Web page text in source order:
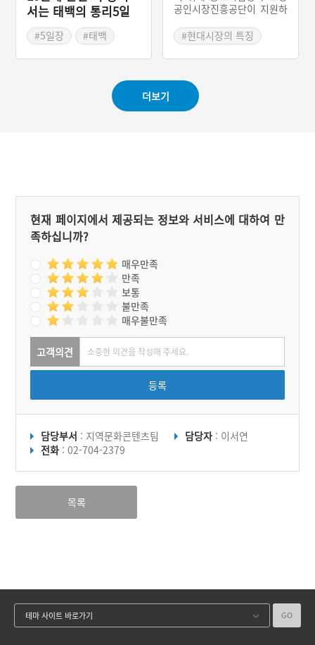
다. 황부자의 황(黃)자와 지
씨 며느리의 지(池)자를 따
서 황지라 불렀다.
서는 태백의 통리5일
장#5일장
#태백
공인시장진흥공단이 지원하
2008년 인천 송현시장, 주
문진 수산시장, 충남 부여시
장, 제주 동문시장의 지원을
이어지고 있으며, 현재까지
190개의 시장이 선정되어
문화관광이 접목된 시장으
#현대시장의 특징
더보기
현재 페이지에서 제공되는 정보와 서비스에 대하여 만
족하십니까?
매우만족
만족
보통
불만족
매우불만족
고객의견
등록
담당부서 : 지역문화콘텐츠팀 담당자 : 이서연
전화 : 02-704-2379
목록
테마 사이트 바로가기 GO